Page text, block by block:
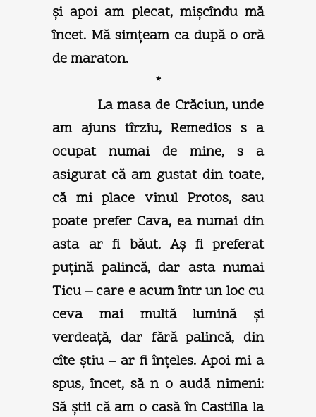
şi apoi am plecat, mişcîndu mă
încet. Mă simţeam ca după o oră
de maraton.
*
La masa de Crăciun, unde
am ajuns tîrziu, Remedios s a
ocupat numai de mine, s a
asigurat că am gustat din toate,
că mi place vinul Protos, sau
poate prefer Cava, ea numai din
asta ar fi băut. Aş fi preferat
puţină palincă, dar asta numai
Ticu – care e acum într un loc cu
ceva mai multă lumină şi
verdeaţă, dar fără palincă, din
cîte ştiu – ar fi înţeles. Apoi mi a
spus, încet, să n o audă nimeni:
Să ştii că am o casă în Castilla la